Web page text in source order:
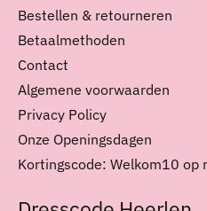
Bestellen & retourneren
Betaalmethoden
Contact
Algemene voorwaarden
Privacy Policy
Onze Openingsdagen
Kortingscode: Welkom10 op